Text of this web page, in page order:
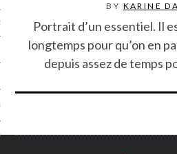
BY KARINE
Portrait d’un essentiel. Il
longtemps pour qu’on en
depuis assez de temps